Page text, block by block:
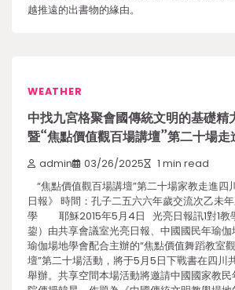
越推遠的出書物的緣由。
WEATHER
中找九宮格聚會國傳統文明的基礎精
暨“焦點價值觀百場講壇”第二十場走
admin 03/26/2025 1 min read
“焦點價值觀百場講壇”第二十場家教走進四
日報》 時間：孔子二五六六年歲交流次乙未
學 耶穌2015年5月4日 光亮日報訊1對1教
鋆）由共享會議室光亮日報、中國國民年瑜
瑜伽場地學會配合主辦的“焦點價值舞蹈教室
壇”第二十場活動，將于5月5日下戰書在四川
舉辦。共享空間本場活動將邀請中國國家教